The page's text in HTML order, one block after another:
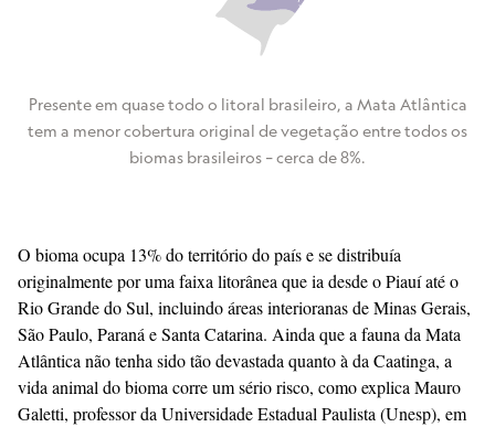
Presente em quase todo o litoral brasileiro, a Mata Atlântica
tem a menor cobertura original de vegetação entre todos os
biomas brasileiros – cerca de 8%.
O bioma ocupa 13% do território do país e se distribuía
originalmente por uma faixa litorânea que ia desde o Piauí até o
Rio Grande do Sul, incluindo áreas interioranas de Minas Gerais,
São Paulo, Paraná e Santa Catarina. Ainda que a fauna da Mata
Atlântica não tenha sido tão devastada quanto à da Caatinga, a
vida animal do bioma corre um sério risco, como explica Mauro
Galetti, professor da Universidade Estadual Paulista (Unesp), em